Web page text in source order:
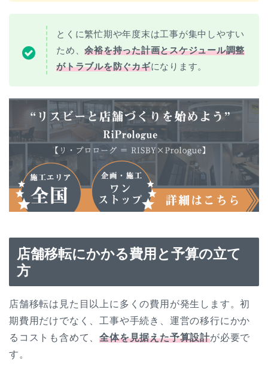
とくに繁忙期や年度末は工事が集中しやすい
ため、余裕を持った計画とスケジュール調整
がトラブルを防ぐカギになります。
店舗移転にかかる費用と予算の立て
方
店舗移転は見た目以上に多くの費用が発生します。初
期費用だけでなく、工事や手続き、運営の移行にかか
るコストも含めて、全体を見据えた予算設計が必要で
す。